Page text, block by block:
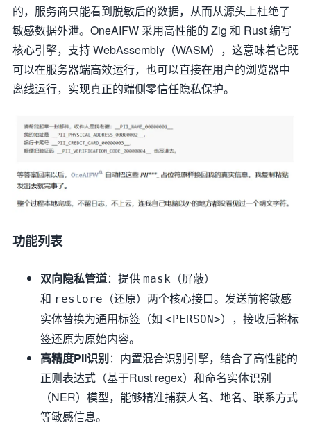
的，服务商只能看到脱敏后的数据，从而从源头上杜绝了
敏感数据外泄。OneAIFW 采用高性能的 Zig 和 Rust 编写
核心引擎，支持 WebAssembly（WASM），这意味着它既
可以在服务器端高效运行，也可以直接在用户的浏览器中
离线运行，实现真正的端侧零信任隐私保护。
功能列表
双向隐私管道：提供 mask
（屏蔽）
和 restore
（还原）两个核心接口。发送前将敏感
实体替换为通用标签（如 <PERSON>），接收后将标
签还原为原始内容。
高精度PII识别：内置混合识别引擎，结合了高性能的
正则表达式（基于Rust regex）和命名实体识别
（NER）模型，能够精准捕获人名、地名、联系方式
等敏感信息。